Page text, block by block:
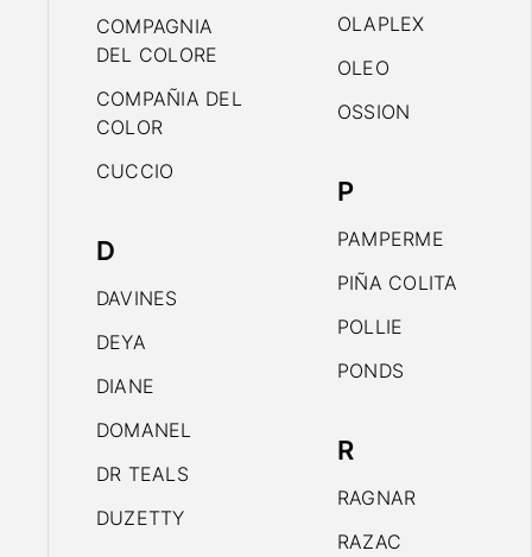
COMPAGNIA
DEL COLORE
COMPAÑIA DEL
COLOR
CUCCIO
D
DAVINES
DEYA
DIANE
DOMANEL
DR TEALS
DUZETTY
OLAPLEX
OLEO
OSSION
P
PAMPERME
PIÑA COLITA
POLLIE
PONDS
R
RAGNAR
RAZAC